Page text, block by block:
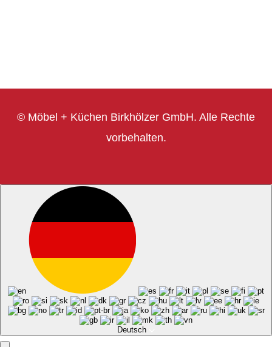
© Möbel + Küchen Birkhölzer GmbH. Alle Rechte
vorbehalten.
Deutsch